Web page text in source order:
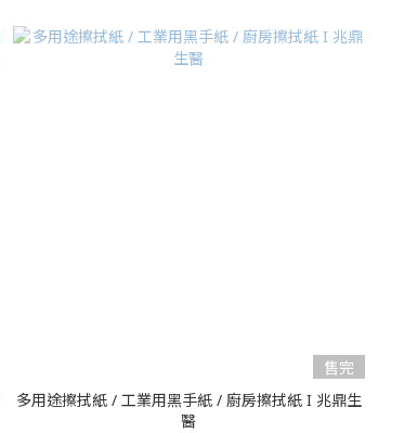
售完
多用途擦拭紙 / 工業用黑手紙 / 廚房擦拭紙 I 兆鼎生
醫